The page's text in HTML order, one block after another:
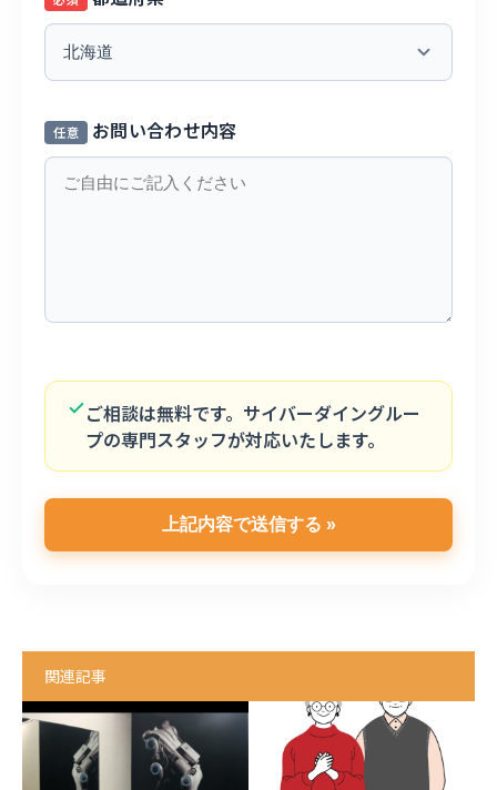
任意 お問い合わせ内容
ご相談は無料です。サイバーダイングルー
プの専門スタッフが対応いたします。
関連記事